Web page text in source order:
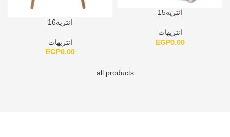
انتريه15
انتريهات
EGP0.00
انتريه16
انتريهات
EGP0.00
all products